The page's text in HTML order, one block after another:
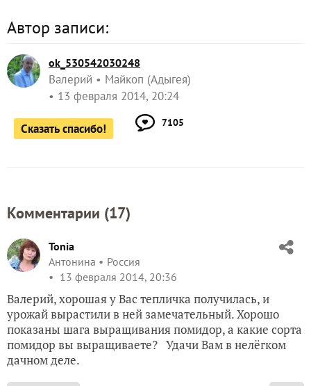
Автор записи:
ok_530542030248
Валерий
Майкоп (Адыгея)
13 февраля 2014, 20:24
Сказать спасибо! 7105
Комментарии (17)
Tonia
Антонина
Россия
13 февраля 2014, 20:36
Валерий, хорошая у Вас тепличка получилась, и
урожай вырастили в ней замечательный. Хорошо
показаны шага выращивания помидор, а какие сорта
помидор вы выращиваете? Удачи Вам в нелёгком
дачном деле.